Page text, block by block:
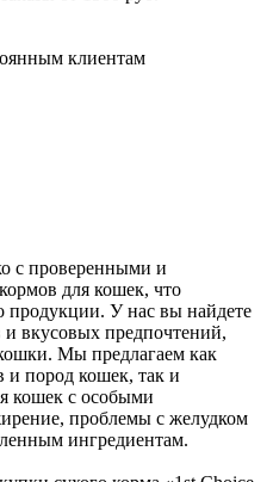
с проверенными и
для кошек, что
продукции. У нас вы найдете
вкусовых предпочтений,
Мы предлагаем как
и пород кошек, так и
кошек с особыми
проблемы с желудком
ингредиентам.